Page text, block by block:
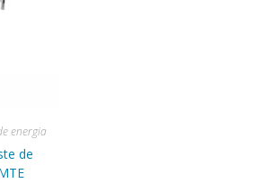
energia
de